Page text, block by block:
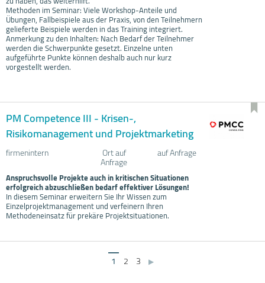
Methoden im Seminar: Viele Workshop-Anteile und
Übungen, Fallbeispiele aus der Praxis, von den Teilnehmern
gelieferte Beispiele werden in das Training integriert.
Anmerkung zu den Inhalten: Nach Bedarf der Teilnehmer
werden die Schwerpunkte gesetzt. Einzelne unten
aufgeführte Punkte können deshalb auch nur kurz
vorgestellt werden.
PM Competence III - Krisen-,
Risikomanagement und Projektmarketing
firmenintern Ort auf
Anfrage
auf Anfrage
Anspruchsvolle Projekte auch in kritischen Situationen
erfolgreich abzuschließen bedarf effektiver Lösungen!
In diesem Seminar erweitern Sie Ihr Wissen zum
Einzelprojektmanagement und verfeinern Ihren
Methodeneinsatz für prekäre Projektsituationen.
1 2 3 ▶